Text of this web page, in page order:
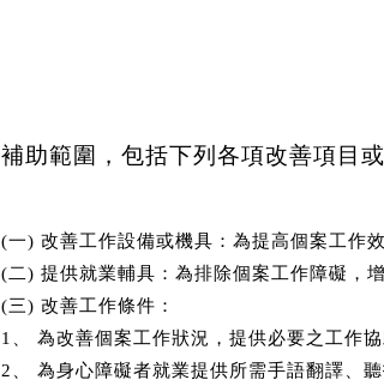
補助範圍，包括下列各項改善項目
(一) 改善工作設備或機具：為提高個案工作
(二) 提供就業輔具：為排除個案工作障礙，
(三) 改善工作條件：
1、 為改善個案工作狀況，提供必要之工作
2、 為身心障礙者就業提供所需手語翻譯、